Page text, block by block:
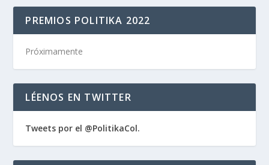
PREMIOS POLITIKA 2022
Próximamente
LÉENOS EN TWITTER
Tweets por el @PolitikaCol.